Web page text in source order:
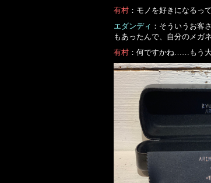
有村 ：モノを好きになるっ
エダンディ ：そういうお客
もあったんで、自分のメガ
有村 ：何ですかね……もう